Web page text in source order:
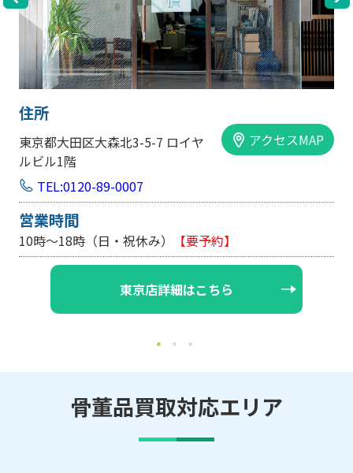
住所
東京都大田区大森北3-5-7 ロイヤ
ルビル1階
アクセスMAP
TEL:0120-89-0007
営業時間
10時～18時（日・祝休み） 【要予約】
東京店詳細はこちら
骨董品買取対応エリア